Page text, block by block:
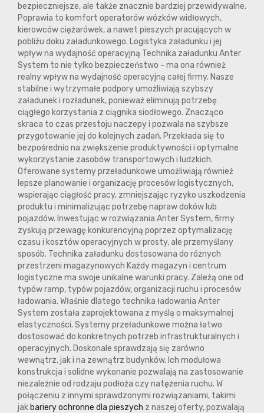
bezpieczniejsze, ale także znacznie bardziej przewidywalne.
Poprawia to komfort operatorów wózków widłowych,
kierowców ciężarówek, a nawet pieszych pracujących w
pobliżu doku załadunkowego. Logistyka załadunku i jej
wpływ na wydajność operacyjną Technika załadunku Anter
System to nie tylko bezpieczeństwo - ma ona również
realny wpływ na wydajność operacyjną całej firmy. Nasze
stabilne i wytrzymałe podpory umożliwiają szybszy
załadunek i rozładunek, ponieważ eliminują potrzebę
ciągłego korzystania z ciągnika siodłowego. Znacząco
skraca to czas przestoju naczepy i pozwala na szybsze
przygotowanie jej do kolejnych zadań. Przekłada się to
bezpośrednio na zwiększenie produktywności i optymalne
wykorzystanie zasobów transportowych i ludzkich.
Oferowane systemy przeładunkowe umożliwiają również
lepsze planowanie i organizację procesów logistycznych,
wspierając ciągłość pracy, zmniejszając ryzyko uszkodzenia
produktu i minimalizując potrzebę napraw doków lub
pojazdów. Inwestując w rozwiązania Anter System, firmy
zyskują przewagę konkurencyjną poprzez optymalizację
czasu i kosztów operacyjnych w prosty, ale przemyślany
sposób. Technika załadunku dostosowana do różnych
przestrzeni magazynowych Każdy magazyn i centrum
logistyczne ma swoje unikalne warunki pracy. Zależą one od
typów ramp, typów pojazdów, organizacji ruchu i procesów
ładowania. Właśnie dlatego technika ładowania Anter
System została zaprojektowana z myślą o maksymalnej
elastyczności. Systemy przeładunkowe można łatwo
dostosować do konkretnych potrzeb infrastrukturalnych i
operacyjnych. Doskonale sprawdzają się zarówno
wewnątrz, jak i na zewnątrz budynków. Ich modułowa
konstrukcja i solidne wykonanie pozwalają na zastosowanie
niezależnie od rodzaju podłoża czy natężenia ruchu. W
połączeniu z innymi sprawdzonymi rozwiązaniami, takimi
jak bariery ochronne dla pieszych z naszej oferty, pozwalają